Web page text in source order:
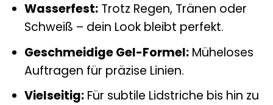
Wasserfest:Trotz Regen, Tränen oder
Schweiß – dein Look bleibt perfekt.
Geschmeidige Gel-Formel:Müheloses
Auftragen für präzise Linien.
Vielseitig:Für subtile Lidstriche bis hin zu